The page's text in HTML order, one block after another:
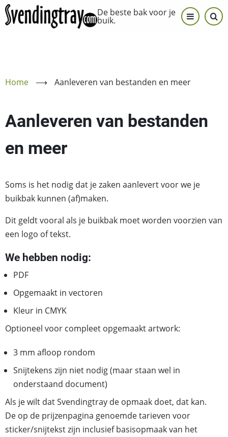
Overslaan
en
De beste bak voor je
buik.
Home ⟶ Aanleveren van bestanden en meer
Aanleveren van bestanden
en meer
Soms is het nodig dat je zaken aanlevert voor we je
buikbak kunnen (af)maken.
Dit geldt vooral als je buikbak moet worden voorzien van
een logo of tekst.
We hebben nodig:
PDF
Opgemaakt in vectoren
Kleur in CMYK
Optioneel voor compleet opgemaakt artwork:
3 mm afloop rondom
Snijtekens zijn niet nodig (maar staan wel in
onderstaand document)
Als je wilt dat Svendingtray de opmaak doet, dat kan.
De op de prijzenpagina genoemde tarieven voor
sticker/snijtekst zijn inclusief basisopmaak van het